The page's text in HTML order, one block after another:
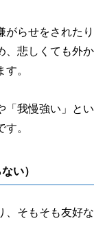
がらせをされたり
、悲しくても外か
。
「我慢強い」とい
。
い）
、そもそも友好な